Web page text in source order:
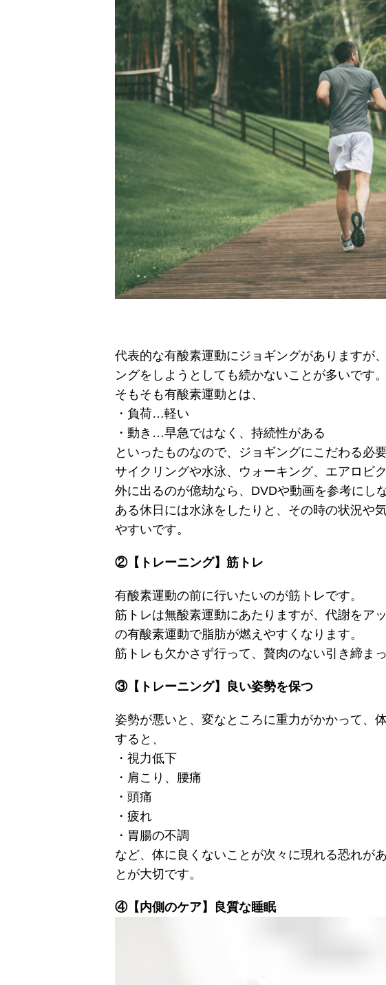
代表的な有酸素運動にジョギングがありますが
ングをしようとしても続かないことが多いです。
そもそも有酸素運動とは、
・負荷…軽い
・動き…早急ではなく、持続性がある
といったものなので、ジョギングにこだわる必
サイクリングや水泳、ウォーキング、エアロビ
外に出るのが億劫なら、DVDや動画を参考にし
ある休日には水泳をしたりと、その時の状況や
やすいです。
②【トレーニング】筋トレ
有酸素運動の前に行いたいのが筋トレです。
筋トレは無酸素運動にあたりますが、代謝をア
の有酸素運動で脂肪が燃えやすくなります。
筋トレも欠かさず行って、贅肉のない引き締ま
③【トレーニング】良い姿勢を保つ
姿勢が悪いと、変なところに重力がかかって、
すると、
・視力低下
・肩こり、腰痛
・頭痛
・疲れ
・胃腸の不調
など、体に良くないことが次々に現れる恐れが
とが大切です。
④【内側のケア】良質な睡眠